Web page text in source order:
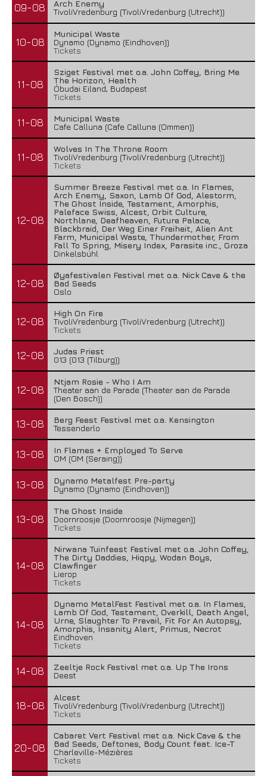
09-08
Arch Enemy
TivoliVredenburg (TivoliVredenburg (Utrecht))
10-08
Municipal Waste
Dynamo (Dynamo (Eindhoven))
Tickets
11-08
Sziget Festival met o.a. John Coffey, Bring Me
The Horizon, Health
Óbudai Eiland, Budapest
Tickets
11-08
Municipal Waste
Cafe Calluna (Cafe Calluna (Ommen))
11-08
Wolves In The Throne Room
TivoliVredenburg (TivoliVredenburg (Utrecht))
Tickets
12-08
Summer Breeze Festival met o.a. In Flames,
Arch Enemy, Saxon, Lamb Of God, Alestorm,
The Ghost Inside, Testament, Amorphis,
Paleface Swiss, Alcest, Orbit Culture,
Northlane, Deafheaven, Future Palace,
Blackbraid, Der Weg Einer Freiheit, Alien Ant
Farm, Municipal Waste, Thundermother, From
Fall To Spring, Misery Index, Parasite inc., Groza
Dinkelsbühl
12-08
Øyafestivalen Festival met o.a. Nick Cave & the
Bad Seeds
Oslo
12-08
High On Fire
TivoliVredenburg (TivoliVredenburg (Utrecht))
Tickets
12-08
Judas Priest
013 (013 (Tilburg))
12-08
Ntjam Rosie - Who I Am
Theater aan de Parade (Theater aan de Parade
(Den Bosch))
13-08
Berg Feest Festival met o.a. Kensington
Tessenderlo
13-08
In Flames + Employed To Serve
OM (OM (Seraing))
13-08
Dynamo Metalfest Pre-party
Dynamo (Dynamo (Eindhoven))
13-08
The Ghost Inside
Doornroosje (Doornroosje (Nijmegen))
Tickets
14-08
Nirwana Tuinfeest Festival met o.a. John Coffey,
The Dirty Daddies, Hiqpy, Wodan Boys,
Clawfinger
Lierop
Tickets
14-08
Dynamo MetalFest Festival met o.a. In Flames,
Lamb Of God, Testament, Overkill, Death Angel,
Urne, Slaughter To Prevail, Fit For An Autopsy,
Amorphis, Insanity Alert, Primus, Necrot
Eindhoven
Tickets
14-08
Zeeltje Rock Festival met o.a. Up The Irons
Deest
18-08
Alcest
TivoliVredenburg (TivoliVredenburg (Utrecht))
Tickets
20-08
Cabaret Vert Festival met o.a. Nick Cave & the
Bad Seeds, Deftones, Body Count feat. Ice-T
Charleville-Mézières
Tickets